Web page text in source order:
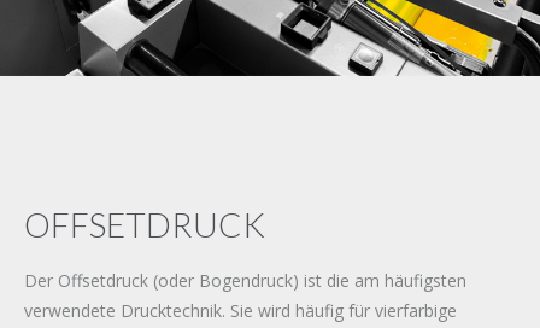
OFFSETDRUCK
Der Offsetdruck (oder Bogendruck) ist die am häufigsten
verwendete Drucktechnik. Sie wird häufig für vierfarbige